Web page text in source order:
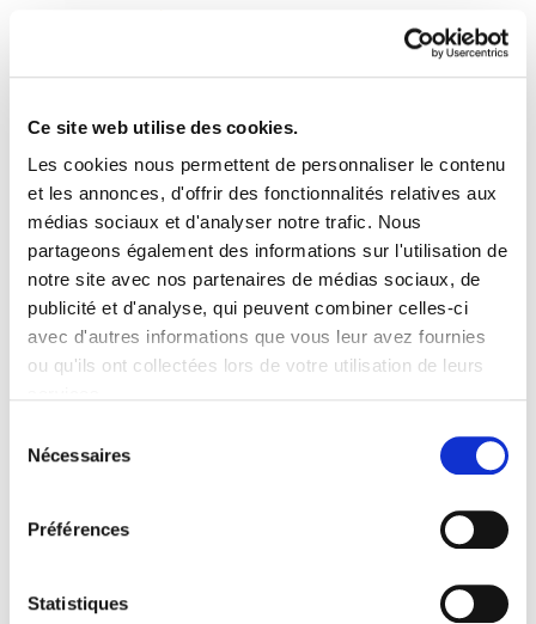
Ce site web utilise des cookies.
Les cookies nous permettent de personnaliser le contenu
et les annonces, d'offrir des fonctionnalités relatives aux
médias sociaux et d'analyser notre trafic. Nous
partageons également des informations sur l'utilisation de
notre site avec nos partenaires de médias sociaux, de
publicité et d'analyse, qui peuvent combiner celles-ci
avec d'autres informations que vous leur avez fournies
ou qu'ils ont collectées lors de votre utilisation de leurs
Nécessaires
Préférences
Statistiques
Astekaria 14
014.pdf256.5 KB
PLAN DU SITE ACCESSIBILITÉ CONTACT
Manu Robles-Arangiz Institutua Fundazioa
Corderliers karrika 20 - 64100 Baiona -
Contact